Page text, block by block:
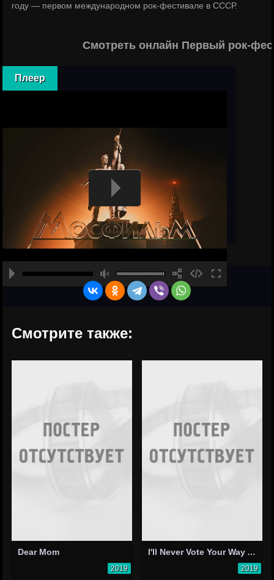
году — первом международном рок-фестивале в СССР.
Смотреть онлайн Первый рок-
Плеер
Смотрите также:
Dear Mom
2019
I'll Never Vote Your Way Again
2019